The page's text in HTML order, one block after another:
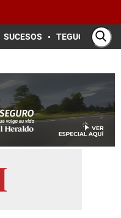
SUCESOS TEGUCIGALPA